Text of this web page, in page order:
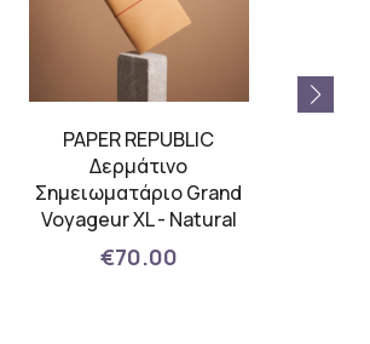
PAPER REPUBLIC
Δερμάτινο
Σημειωματάριο Grand
Voyageur XL - Natural
€70.00